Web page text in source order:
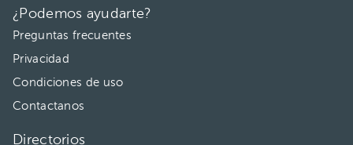
¿Podemos ayudarte?
Preguntas frecuentes
Privacidad
Condiciones de uso
Contactanos
Directorios